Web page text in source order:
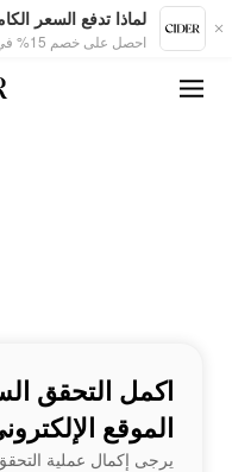
لماذا تدفع السعر
احصل على خصم 15% في التطبيق
اكمل التحقق
الموقع
يرجى إكمال عملية